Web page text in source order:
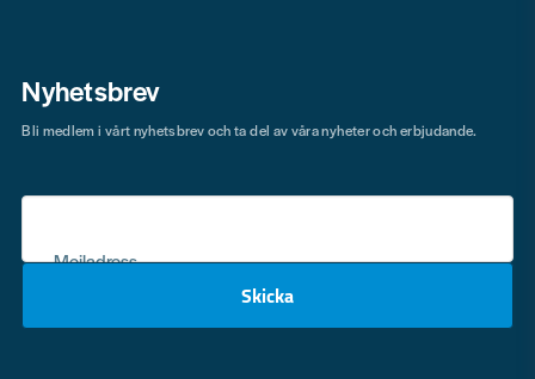
Nyhetsbrev
Mejladress
Skicka
Bli medlem i vårt nyhetsbrev och ta del av våra nyheter och erbjudande.